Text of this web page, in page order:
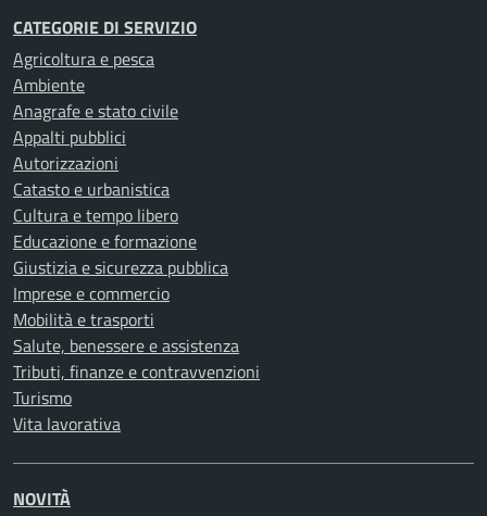
CATEGORIE DI SERVIZIO
Agricoltura e pesca
Ambiente
Anagrafe e stato civile
Appalti pubblici
Autorizzazioni
Catasto e urbanistica
Cultura e tempo libero
Educazione e formazione
Giustizia e sicurezza pubblica
Imprese e commercio
Mobilità e trasporti
Salute, benessere e assistenza
Tributi, finanze e contravvenzioni
Turismo
Vita lavorativa
NOVITÀ